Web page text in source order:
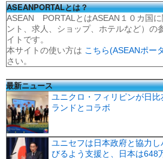
ASEANPORTALとは？
ASEAN PORTALとはASEAN１０カ国
ント、求人、ショップ、ホテルなど）の
イトです。
本サイトの使い方は こちら(ASEANポー
さい。
最新ニュース
ユニクロ・フィリピンが日
ランドとコラボ
ユニセフは日本政府と協力
びるよう支援と、日本は648